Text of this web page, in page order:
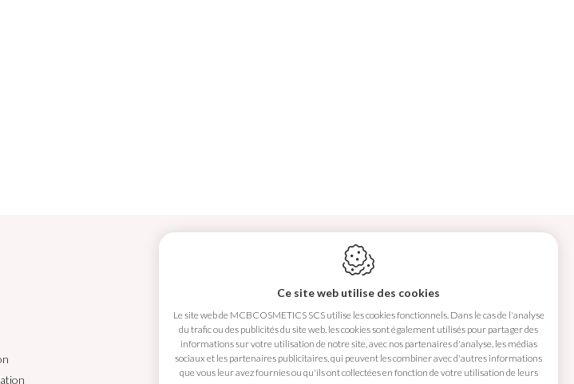
Belgique
+32 468 08 85 81
Ce site web utilise des cookies
Le site web de MCBCOSMETICS SCS utilise les cookies fonctionnels. Dans le cas de l'analyse
du trafic ou des publicités du site web, les cookies sont également utilisés pour partager des
informations sur votre utilisation de notre site, avec nos partenaires d'analyse, les médias
sociaux et les partenaires publicitaires, qui peuvent les combiner avec d'autres informations
que vous leur avez fournies ou qu'ils ont collectées en fonction de votre utilisation de leurs